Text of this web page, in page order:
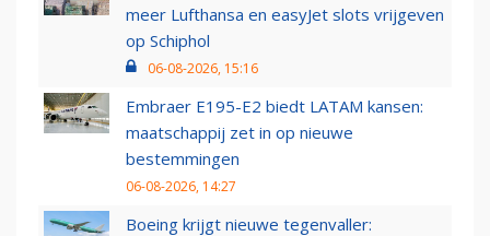
meer Lufthansa en easyJet slots vrijgeven
op Schiphol
06-08-2026, 15:16
Embraer E195-E2 biedt LATAM kansen:
maatschappij zet in op nieuwe
bestemmingen
06-08-2026, 14:27
Boeing krijgt nieuwe tegenvaller: